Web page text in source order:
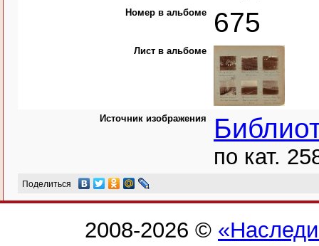
Номер в альбоме 675
Лист в альбоме
Источник изображения
по кат.
Поделиться
2008-2026 ©